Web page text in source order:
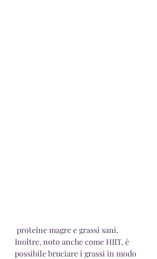
Inoltre, noto anche come HIIT, è
possibile bruciare i grassi in modo